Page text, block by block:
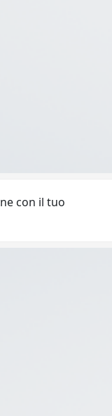
con il tuo